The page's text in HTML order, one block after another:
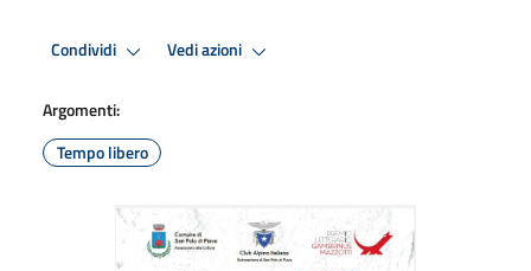
Condividi Vedi azioni
Argomenti:
Tempo libero